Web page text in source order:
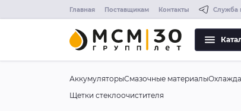
Главная Поставщикам Контакты Служба
АккумуляторыСмазочные материалы
Щетки стеклоочистителя